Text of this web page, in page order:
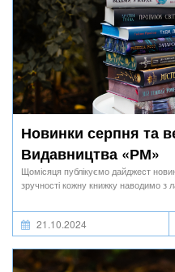
Новинки серпня та
Видавництва «РМ»
Щомісяця публікуємо дайджест
зручності кожну книжку наводимо з
21.10.2024